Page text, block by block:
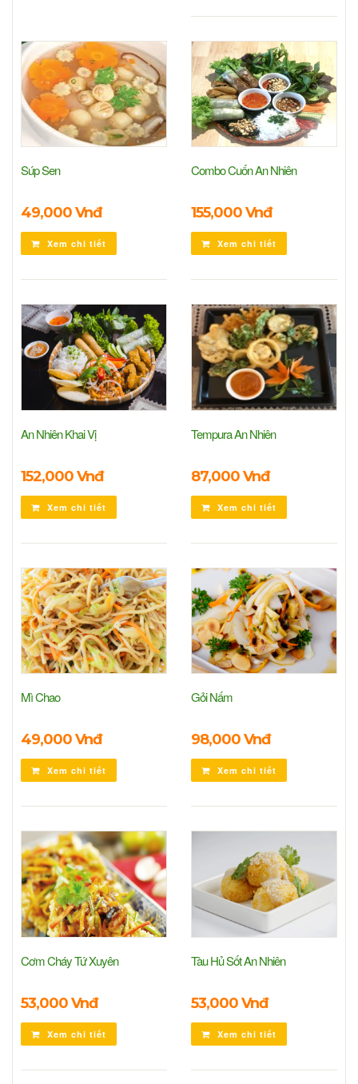
Súp Sen
49,000 Vnđ
Xem chi tiết
Combo Cuốn An Nhiên
155,000 Vnđ
Xem chi tiết
An Nhiên Khai Vị
152,000 Vnđ
Xem chi tiết
Tempura An Nhiên
87,000 Vnđ
Xem chi tiết
Mì Chao
49,000 Vnđ
Xem chi tiết
Gỏi Nấm
98,000 Vnđ
Xem chi tiết
Cơm Cháy Tứ Xuyên
53,000 Vnđ
Xem chi tiết
Tàu Hủ Sốt An Nhiên
53,000 Vnđ
Xem chi tiết